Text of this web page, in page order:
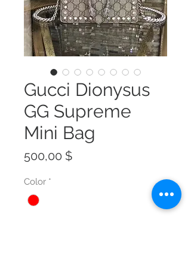
Gucci Dionysus
GG Supreme
Mini Bag
500,00 $Preis
Color *